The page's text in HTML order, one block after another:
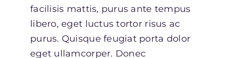
facilisis mattis, purus ante tempus
libero, eget luctus tortor risus ac
purus. Quisque feugiat porta dolor
eget ullamcorper. Donec